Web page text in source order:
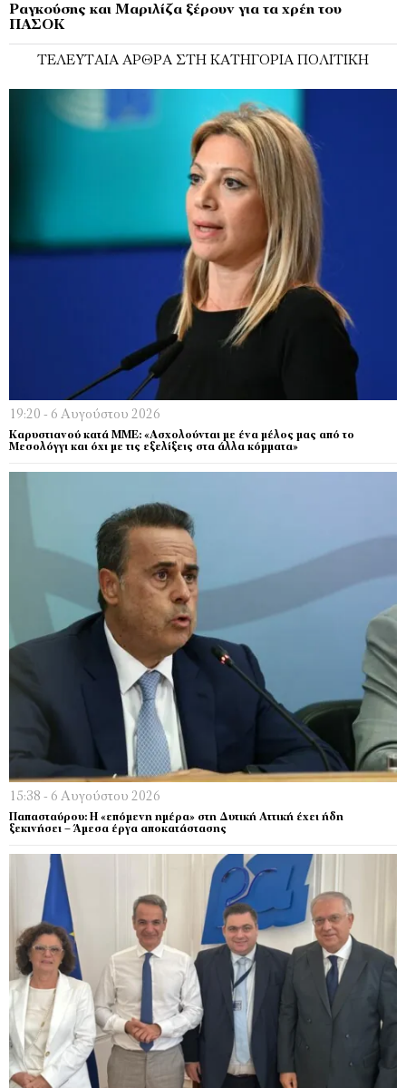
Ραγκούσης και Μαριλίζα ξέρουν για τα χρέη του
ΠΑΣΟΚ
ΤΕΛΕΥΤΑΊΑ ΆΡΘΡΑ ΣΤΗ ΚΑΤΗΓΟΡΊΑ ΠΟΛΙΤΙΚΉ
19:20 - 6 Αυγούστου 2026
Καρυστιανού κατά ΜΜΕ: «Ασχολούνται με ένα μέλος μας από το
Μεσολόγγι και όχι με τις εξελίξεις στα άλλα κόμματα»
15:38 - 6 Αυγούστου 2026
Παπασταύρου: Η «επόμενη ημέρα» στη Δυτική Αττική έχει ήδη
ξεκινήσει – Άμεσα έργα αποκατάστασης